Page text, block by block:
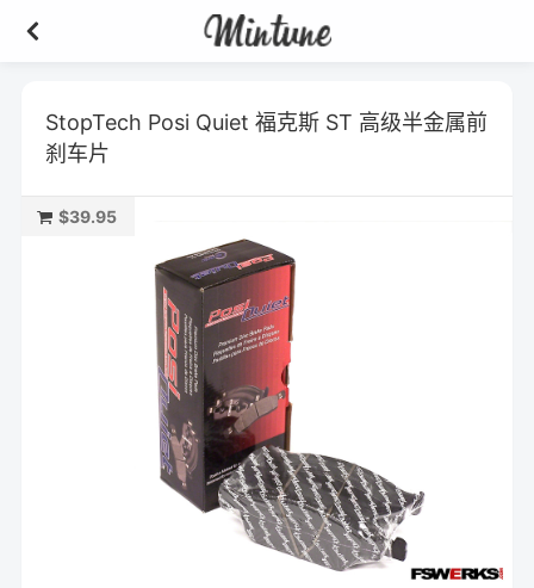
StopTech Posi Quiet 福克斯 ST 高级半金属前
刹车片
$39.95